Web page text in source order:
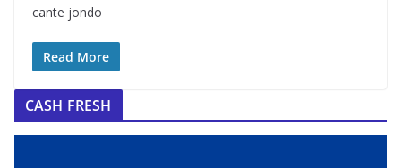
cante jondo
Read More
CASH FRESH